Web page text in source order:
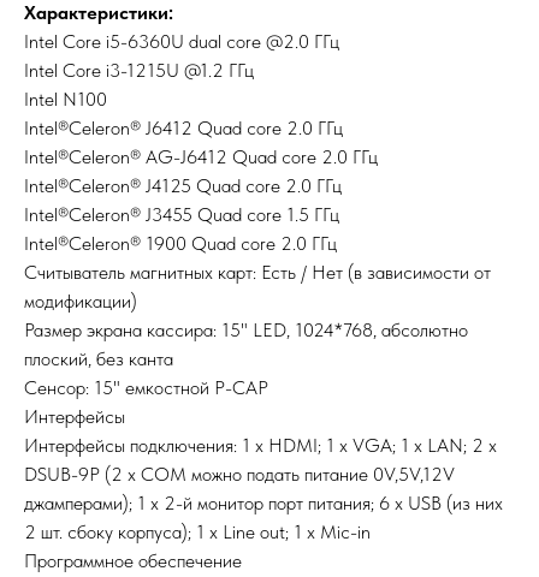
Характеристики:
Intel Core i5-6360U dual core @2.0 ГГц
Intel Core i3-1215U @1.2 ГГц
Intel N100
Intel®Celeron® J6412 Quad core 2.0 ГГц
Intel®Celeron® AG-J6412 Quad core 2.0 ГГц
Intel®Celeron® J4125 Quad core 2.0 ГГц
Intel®Celeron® J3455 Quad core 1.5 ГГц
Intel®Celeron® 1900 Quad core 2.0 ГГц
Считыватель магнитных карт: Есть / Нет (в зависимости от
модификации)
Размер экрана кассира: 15" LED, 1024*768, абсолютно
плоский, без канта
Сенсор: 15" емкостной P-CAP
Интерфейсы
Интерфейсы подключения: 1 х HDMI; 1 х VGA; 1 х LAN; 2 х
DSUB-9P (2 х COM можно подать питание 0V,5V,12V
джамперами); 1 х 2-й монитор порт питания; 6 х USB (из них
2 шт. сбоку корпуса); 1 х Line out; 1 х Mic-in
Программное обеспечение